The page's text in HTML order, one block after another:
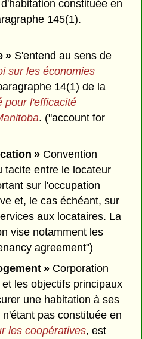
constituée en
145(1).
»S'entend au sens de
sur les économies
14(1) de la
pour l'efficacité
. ("account for
»Convention
tacite entre le locateur
sur l'occupation
et, le cas échéant, sur
aux locataires. La
vise notamment les
agreement")
»Corporation
les objectifs principaux
une habitation à ses
pas constituée en
les coopératives, est